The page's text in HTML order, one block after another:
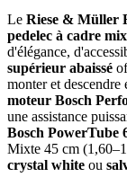
Le Riese & Müller
pedelec à cadre
d'élégance,
supérieur abaissé
monter et
moteur Bosch
une assistance
Bosch PowerTube
Mixte 45 cm
crystal white ou